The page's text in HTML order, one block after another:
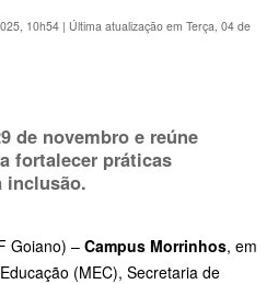
10h54 | Última atualização em Terça, 04 de
de novembro e reúne
fortalecer práticas
inclusão.
Goiano) – Campus Morrinhos, em
(MEC), Secretaria de